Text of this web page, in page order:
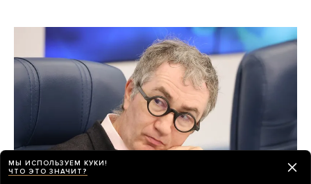
МЫ ИСПОЛЬЗУЕМ КУКИ!
ЧТО ЭТО ЗНАЧИТ?